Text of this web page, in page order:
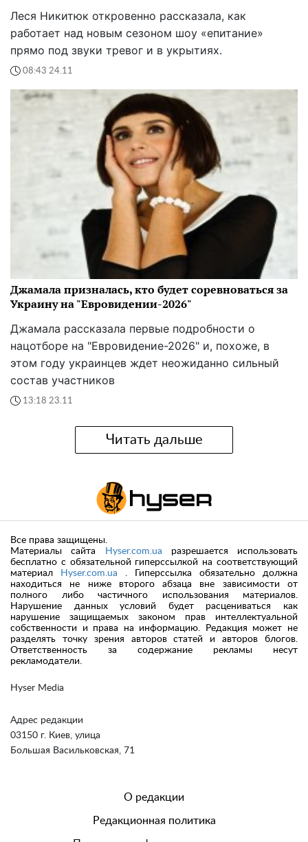
Леся Никитюк откровенно рассказала, как
работает над новым сезоном шоу «епитание»
прямо под звуки тревог и в укрытиях.
08:43 24.11
Джамала призналась, кто будет соревноваться за
Украину на "Евровидении-2026"
Джамала рассказала первые подробности о
нацотборе на "Евровидение-2026" и, похоже, в
этом году украинцев ждет неожиданно сильный
состав участников
13:18 23.11
Читать дальше
Hyser Media
Адрес редакции
03150 г. Киев, улица
Большая Васильковская, 71
Все права защищены.
Материалы сайта
Hyser.com.ua разрешается использовать
бесплатно с обязательной гиперссылкой на соответствующий
материал
Hyser.com.ua . Гиперссылка обязательно должна
находиться не ниже второго абзаца вне зависимости от
полного либо частичного использования материалов.
Нарушение данных условий будет расцениваться как
нарушение защищаемых законом прав интеллектуальной
собственности и права на информацию. Редакция может не
разделять точку зрения авторов статей и авторов блогов.
Ответственность за содержание рекламы несут
рекламодатели.
О редакции
Редакционная политика